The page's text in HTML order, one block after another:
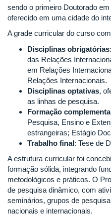
sendo o primeiro Doutorado
oferecido em uma cidade do
A grade curricular do curso
Disciplinas obrigatórias
das Relações
em Relações
Relações Internacionais.
Disciplinas optativas,
as linhas de pesquisa.
Formação
Pesquisa, Ensino e
estrangeiras; Estágio
Trabalho final: Tese de
A estrutura curricular foi
formação sólida, integrando
metodológicos e práticos. O
de pesquisa dinâmico, com
seminários, grupos de
nacionais e internacionais.